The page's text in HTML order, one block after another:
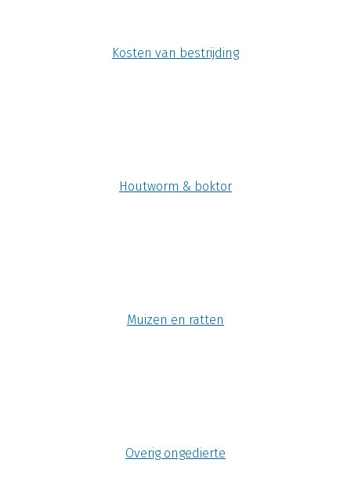
Kosten van bestrijding
Houtworm & boktor
Muizen en ratten
Overig ongedierte